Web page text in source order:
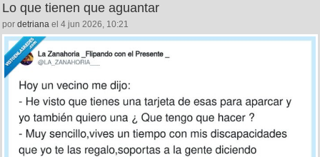
Lo que tienen que aguantar
por detriana el 4 jun 2026, 10:21